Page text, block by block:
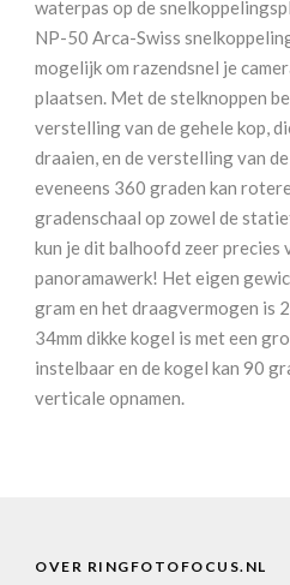
waterpas op de
NP-50 Arca-Swiss
mogelijk om razendsnel je
plaatsen. Met de stelknoppen
verstelling van de gehele kop,
draaien, en de verstelling van
eveneens 360 graden kan
gradenschaal op zowel de
kun je dit balhoofd zeer
panoramawerk! Het eigen
gram en het draagvermogen is
34mm dikke kogel is met een
instelbaar en de kogel kan 90
verticale opnamen.
OVER RINGFOTOFOCUS.NL